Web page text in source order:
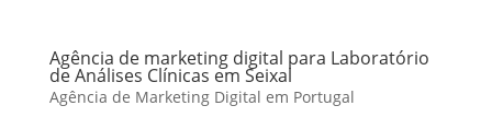
Agência de marketing digital para Laboratório
de Análises Clínicas em Seixal
Agência de Marketing Digital em Portugal